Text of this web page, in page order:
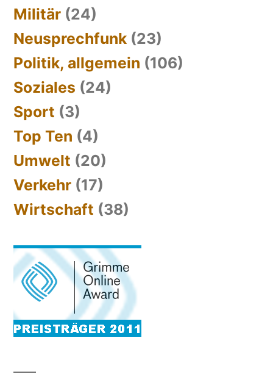
Militär (24)
Neusprechfunk (23)
Politik, allgemein (106)
Soziales (24)
Sport (3)
Top Ten (4)
Umwelt (20)
Verkehr (17)
Wirtschaft (38)